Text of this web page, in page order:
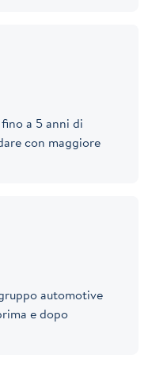
a 5 anni di
con maggiore
automotive
e dopo